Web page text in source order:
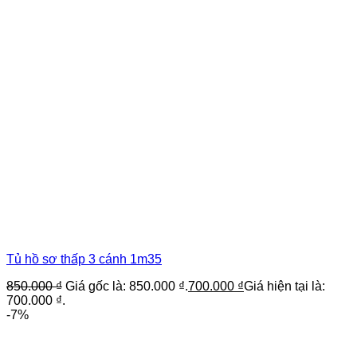
Tủ hồ sơ thấp 3 cánh 1m35
850.000₫ Giá gốc là: 850.000 ₫.700.000 ₫Giá hiện tại là:
700.000 ₫.
-7%